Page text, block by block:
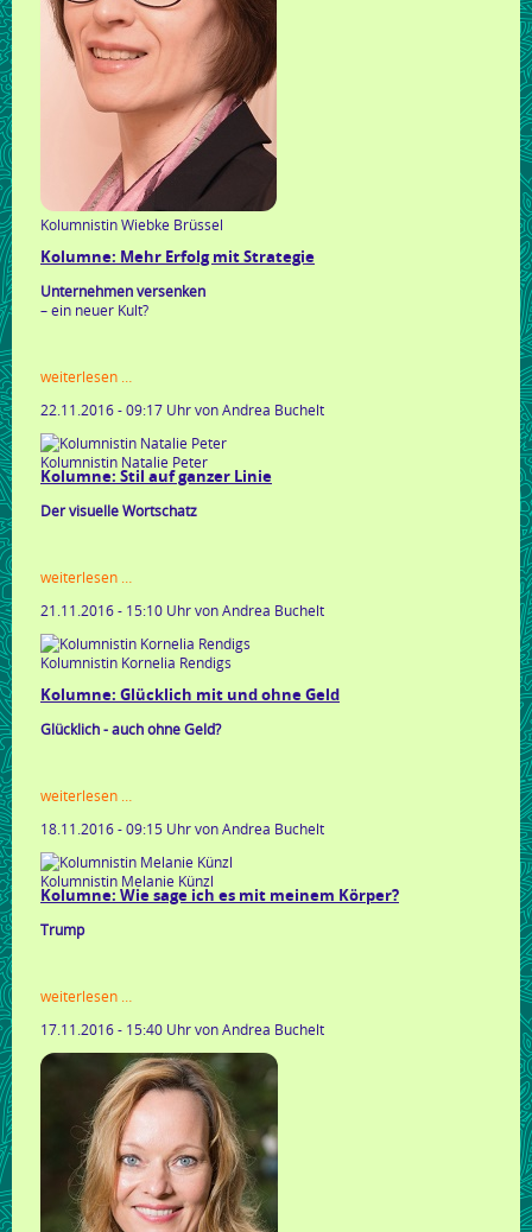
Kolumnistin Wiebke Brüssel
Kolumne: Mehr Erfolg mit Strategie
Unternehmen versenken
– ein neuer Kult?
weiterlesen …
erfolg
strategie
22.11.2016 - 09:17 Uhrvon Andrea Buchelt
Kolumnistin Natalie Peter
Kolumne: Stil auf ganzer Linie
Der visuelle Wortschatz
weiterlesen …
auf
linie
21.11.2016 - 15:10 Uhrvon Andrea Buchelt
Kolumnistin Kornelia Rendigs
Kolumne: Glücklich mit und ohne Geld
Glücklich - auch ohne Geld?
weiterlesen …
mit
ohne
geld
18.11.2016 - 09:15 Uhrvon Andrea Buchelt
Kolumnistin Melanie Künzl
Kolumne: Wie sage ich es mit meinem Körper?
Trump
weiterlesen …
sage
ich
es
mit
meinem
17.11.2016 - 15:40 Uhrvon Andrea Buchelt